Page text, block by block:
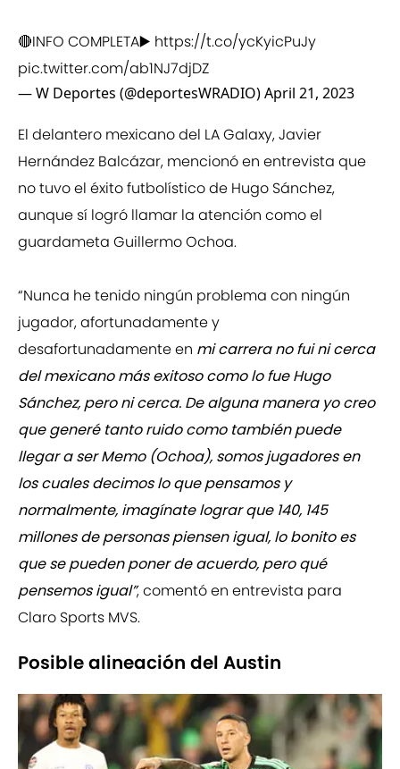
🔴INFO COMPLETA▶️ https://t.co/ycKyicPuJy
pic.twitter.com/ab1NJ7djDZ
— W Deportes (@deportesWRADIO)April 21, 2023
El delantero mexicano del LA Galaxy, Javier
Hernández Balcázar, mencionó en entrevista que
no tuvo el éxito futbolístico de Hugo Sánchez,
aunque sí logró llamar la atención como el
guardameta Guillermo Ochoa.
“Nunca he tenido ningún problema con ningún
jugador, afortunadamente y
desafortunadamente en mi carrera no fui ni cerca
del mexicano más exitoso como lo fue Hugo
Sánchez, pero ni cerca. De alguna manera yo creo
que generé tanto ruido como también puede
llegar a ser Memo (Ochoa), somos jugadores en
los cuales decimos lo que pensamos y
normalmente, imagínate lograr que 140, 145
millones de personas piensen igual, lo bonito es
que se pueden poner de acuerdo, pero qué
pensemos igual”, comentó en entrevista para
Claro Sports MVS.
Posible alineación del Austin